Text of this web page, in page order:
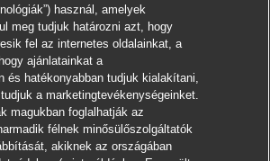
használ, amelyek
meg tudjuk határozni azt, hogy
fel az internetes oldalainkat, a
ajánlatainkat a
és hatékonyabban tudjuk kialakítani,
a marketingtevékenységeinket.
magukban foglalhatják az
félnek minősülőszolgáltatók
akiknek az országában